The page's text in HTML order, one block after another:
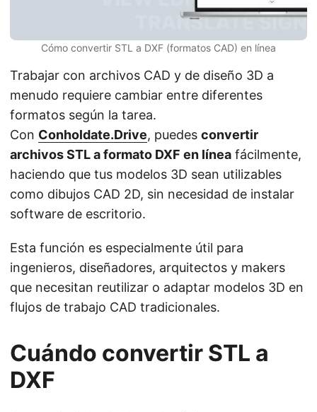
Cómo convertir STL a DXF (formatos CAD) en línea
Trabajar con archivos CAD y de diseño 3D a
menudo requiere cambiar entre diferentes
formatos según la tarea.
Con Conholdate.Drive, puedes convertir
archivos STL a formato DXF en línea fácilmente,
haciendo que tus modelos 3D sean utilizables
como dibujos CAD 2D, sin necesidad de instalar
software de escritorio.
Esta función es especialmente útil para
ingenieros, diseñadores, arquitectos y makers
que necesitan reutilizar o adaptar modelos 3D en
flujos de trabajo CAD tradicionales.
Cuándo convertir STL a
DXF